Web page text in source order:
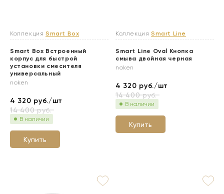
Коллекция Smart Box
Smart Box Встроенный
корпус для быстрой
установки смесителя
универсальный
noken
4 320 руб./шт
14 400руб.
В наличии
Купить
Коллекция Smart Line
Smart Line Oval Кнопка
смыва двойная черная
noken
4 320 руб./шт
14 400руб.
В наличии
Купить